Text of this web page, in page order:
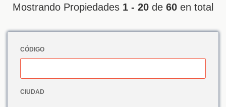
Mostrando Propiedades 1 - 20 de 60 en total
CÓDIGO
CIUDAD